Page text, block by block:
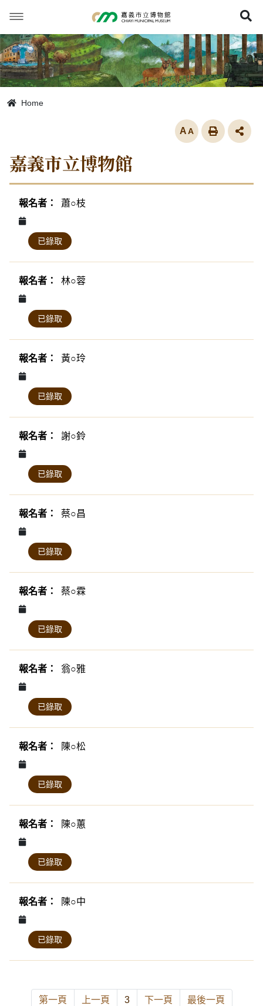
要
內
容
Home
放大
嘉義市立博物館
蕭○枝
已錄取
林○蓉
已錄取
黃○玲
已錄取
謝○鈴
已錄取
蔡○昌
已錄取
蔡○霖
已錄取
翁○雅
已錄取
陳○松
已錄取
陳○蕙
已錄取
陳○中
已錄取
第一頁 上一頁 3 下一頁 最後一頁